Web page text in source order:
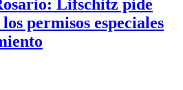
Lifschitz pide
permisos especiales